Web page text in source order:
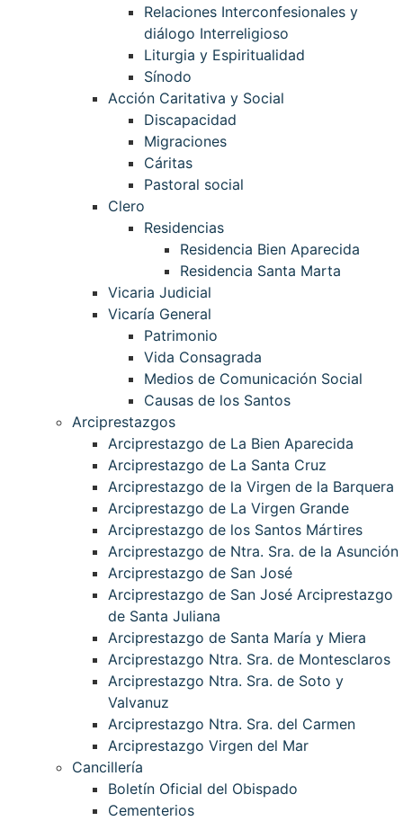
Relaciones Interconfesionales y
diálogo Interreligioso
Liturgia y Espiritualidad
Sínodo
Acción Caritativa y Social
Discapacidad
Migraciones
Cáritas
Pastoral social
Clero
Residencias
Residencia Bien Aparecida
Residencia Santa Marta
Vicaria Judicial
Vicaría General
Patrimonio
Vida Consagrada
Medios de Comunicación Social
Causas de los Santos
Arciprestazgos
Arciprestazgo de La Bien Aparecida
Arciprestazgo de La Santa Cruz
Arciprestazgo de la Virgen de la Barquera
Arciprestazgo de La Virgen Grande
Arciprestazgo de los Santos Mártires
Arciprestazgo de Ntra. Sra. de la Asunción
Arciprestazgo de San José
Arciprestazgo de San José Arciprestazgo
de Santa Juliana
Arciprestazgo de Santa María y Miera
Arciprestazgo Ntra. Sra. de Montesclaros
Arciprestazgo Ntra. Sra. de Soto y
Valvanuz
Arciprestazgo Ntra. Sra. del Carmen
Arciprestazgo Virgen del Mar
Cancillería
Boletín Oficial del Obispado
Cementerios